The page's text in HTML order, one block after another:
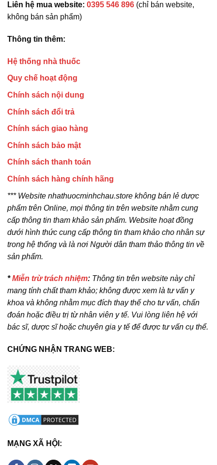
Liên hệ mua website: 0395 546 896 (chỉ bán website,
không bán sản phẩm)
Thông tin thêm:
Hệ thống nhà thuốc
Quy chế hoạt động
Chính sách nội dung
Chính sách đổi trả
Chính sách giao hàng
Chính sách bảo mật
Chính sách thanh toán
Chính sách hàng chính hãng
*** Website nhathuocminhchau.store không bán lẻ dược
phẩm trên Online, mọi thông tin trên website nhằm cung
cấp thông tin tham khảo sản phẩm. Website hoạt đồng
dưới hình thức cung cấp thông tin tham khảo cho nhân sự
trong hệ thống và là nơi Người dân tham thảo thông tin về
sản phẩm.
*Miễn trừ trách nhiệm: Thông tin trên website này chỉ
mang tính chất tham khảo; không được xem là tư vấn y
khoa và không nhằm mục đích thay thế cho tư vấn, chẩn
đoán hoặc điều trị từ nhân viên y tế. Vui lòng liên hệ với
bác sĩ, dược sĩ hoặc chuyên gia y tế để được tư vấn cụ thể.
CHỨNG NHẬN TRANG WEB:
MẠNG XÃ HỘI: